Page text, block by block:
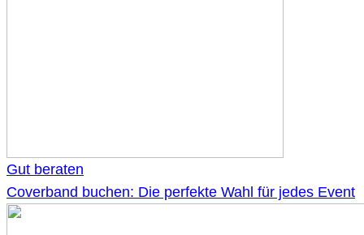
Gut beraten
Coverband buchen: Die perfekte Wahl für jedes Event